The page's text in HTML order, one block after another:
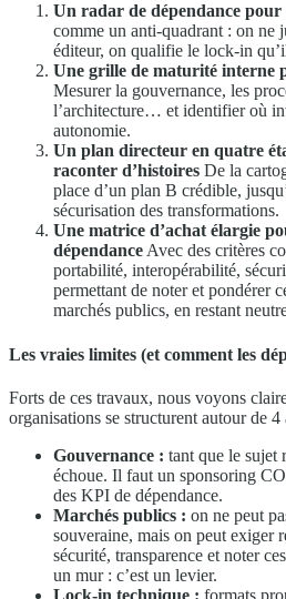
Un radar de dépendance
comme un anti-quadrant : on ne
éditeur, on qualifie le lock-in
Une grille de maturité interne
Mesurer la gouvernance, les
l’architecture… et identifier où
autonomie.
Un plan directeur en quatre
raconter d’histoires De la
place d’un plan B crédible,
sécurisation des transformations.
Une matrice d’achat élargie
dépendance Avec des critères
portabilité, interopérabilité,
permettant de noter et pondérer
marchés publics, en restant
Les vraies limites (et comment les
Forts de ces travaux, nous voyons
organisations se structurent autour de
Gouvernance : tant que le sujet
échoue. Il faut un sponsoring
des KPI de dépendance.
Marchés publics : on ne peut
souveraine, mais on peut exiger
sécurité, transparence et noter
un mur : c’est un levier.
Lock-in technique : formats